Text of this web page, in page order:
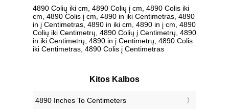
4890 Colių iki cm, 4890 Colių į cm, 4890 Colis iki
cm, 4890 Colis į cm, 4890 in iki Centimetras, 4890
in į Centimetras, 4890 in iki cm, 4890 in į cm, 4890
Colių iki Centimetrų, 4890 Colių į Centimetrų, 4890
in iki Centimetrų, 4890 in į Centimetrų, 4890 Colis
iki Centimetras, 4890 Colis į Centimetras
Kitos Kalbos
‎4890 Inches To Centimeters